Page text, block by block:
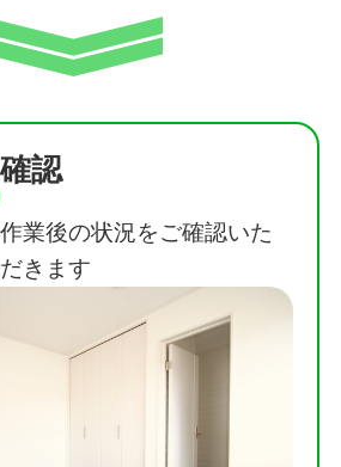
確認
作業後の状況をご確認いた
だきます